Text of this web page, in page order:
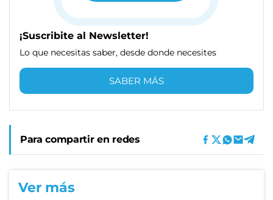
¡Suscribite al Newsletter!
Lo que necesitas saber, desde donde necesites
SABER MÁS
Para compartir en redes
Ver más